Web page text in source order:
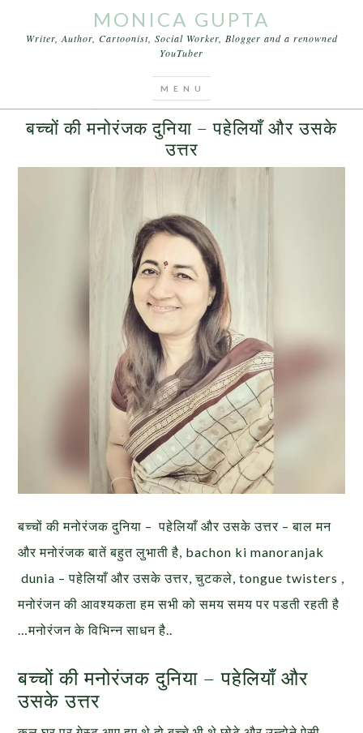
MONICA GUPTA
Writer, Author, Cartoonist, Social Worker, Blogger and a renowned
YouTuber
बच्चों की मनोरंजक दुनिया – पहेलियाँ और उसके
उत्तर
बच्चों की मनोरंजक दुनिया – पहेलियाँ और उसके उत्तर – बाल मन
और मनोरंजक बातें बहुत लुभाती है, bachon ki manoranjak
dunia – पहेलियाँ और उसके उत्तर, चुटकले, tongue twisters ,
मनोरंजन की आवश्यकता हम सभी को समय समय पर पडती रहती है
…मनोरंजन के विभिन्न साधन है..
बच्चों की मनोरंजक दुनिया – पहेलियाँ और
उसके उत्तर